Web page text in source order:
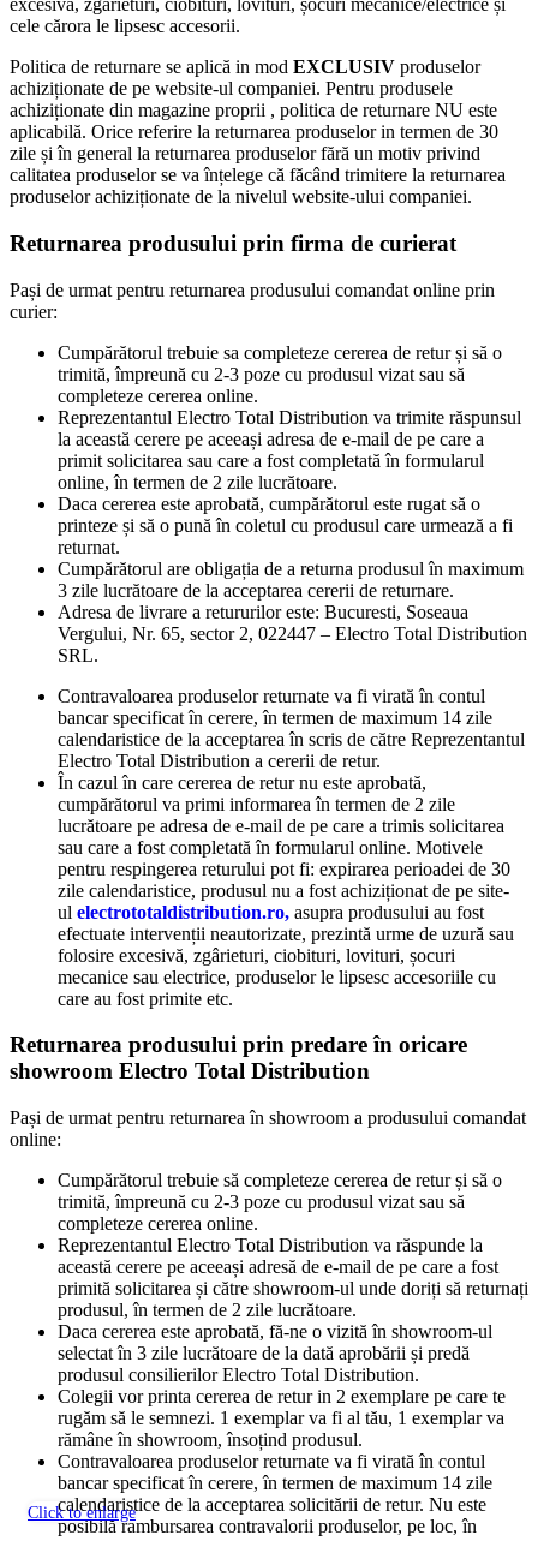
Click to enlarge
excesivă, zgârieturi, ciobituri, lovituri, șocuri mecanice/electrice și
cele cărora le lipsesc accesorii.
Politica de returnare se aplică in mod EXCLUSIV produselor
achiziționate de pe website-ul companiei. Pentru produsele
achiziționate din magazine proprii , politica de returnare NU este
aplicabilă. Orice referire la returnarea produselor in termen de 30
zile și în general la returnarea produselor fără un motiv privind
calitatea produselor se va înțelege că făcând trimitere la returnarea
produselor achiziționate de la nivelul website-ului companiei.
Returnarea produsului prin firma de curierat
Pași de urmat pentru returnarea produsului comandat online prin
curier:
Cumpărătorul trebuie sa completeze cererea de retur și să o
trimită, împreună cu 2-3 poze cu produsul vizat sau să
completeze cererea online.
Reprezentantul Electro Total Distribution va trimite răspunsul
la această cerere pe aceeași adresa de e-mail de pe care a
primit solicitarea sau care a fost completată în formularul
online, în termen de 2 zile lucrătoare.
Daca cererea este aprobată, cumpărătorul este rugat să o
printeze și să o pună în coletul cu produsul care urmează a fi
returnat.
Cumpărătorul are obligația de a returna produsul în maximum
3 zile lucrătoare de la acceptarea cererii de returnare.
Adresa de livrare a retururilor este: Bucuresti, Soseaua
Vergului, Nr. 65, sector 2, 022447 – Electro Total Distribution
SRL.
Contravaloarea produselor returnate va fi virată în contul
bancar specificat în cerere, în termen de maximum 14 zile
calendaristice de la acceptarea în scris de către Reprezentantul
Electro Total Distribution a cererii de retur.
În cazul în care cererea de retur nu este aprobată,
cumpărătorul va primi informarea în termen de 2 zile
lucrătoare pe adresa de e-mail de pe care a trimis solicitarea
sau care a fost completată în formularul online. Motivele
pentru respingerea returului pot fi: expirarea perioadei de 30
zile calendaristice, produsul nu a fost achiziționat de pe site-
ul electrototaldistribution.ro, asupra produsului au fost
efectuate intervenții neautorizate, prezintă urme de uzură sau
folosire excesivă, zgârieturi, ciobituri, lovituri, șocuri
mecanice sau electrice, produselor le lipsesc accesoriile cu
care au fost primite etc.
Returnarea produsului prin predare în oricare
showroom Electro Total Distribution
Pași de urmat pentru returnarea în showroom a produsului comandat
online:
Cumpărătorul trebuie să completeze cererea de retur și să o
trimită, împreună cu 2-3 poze cu produsul vizat sau să
completeze cererea online.
Reprezentantul Electro Total Distribution va răspunde la
această cerere pe aceeași adresă de e-mail de pe care a fost
primită solicitarea și către showroom-ul unde doriți să returnați
produsul, în termen de 2 zile lucrătoare.
Daca cererea este aprobată, fă-ne o vizită în showroom-ul
selectat în 3 zile lucrătoare de la dată aprobării și predă
produsul consilierilor Electro Total Distribution.
Colegii vor printa cererea de retur in 2 exemplare pe care te
rugăm să le semnezi. 1 exemplar va fi al tău, 1 exemplar va
rămâne în showroom, însoțind produsul.
Contravaloarea produselor returnate va fi virată în contul
bancar specificat în cerere, în termen de maximum 14 zile
calendaristice de la acceptarea solicitării de retur. Nu este
posibilă rambursarea contravalorii produselor, pe loc, în